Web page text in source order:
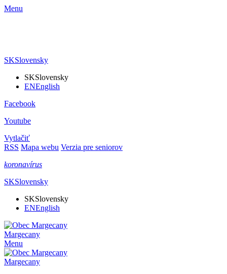
Menu
SKSlovensky
SKSlovensky
ENEnglish
Facebook
Youtube
Vytlačiť
RSS Mapa webu Verzia pre seniorov
koronavírus
SKSlovensky
SKSlovensky
ENEnglish
Margecany
Menu
Margecany